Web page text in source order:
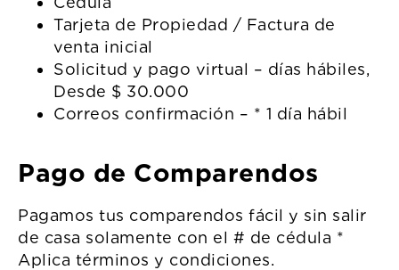
Tarjeta de Propiedad / Factura de
venta inicial
Solicitud y pago virtual – días hábiles,
Desde $ 30.000
Correos confirmación – * 1 día hábil
Pago de Comparendos
Pagamos tus comparendos fácil y sin salir
de casa solamente con el # de cédula *
Aplica términos y condiciones.